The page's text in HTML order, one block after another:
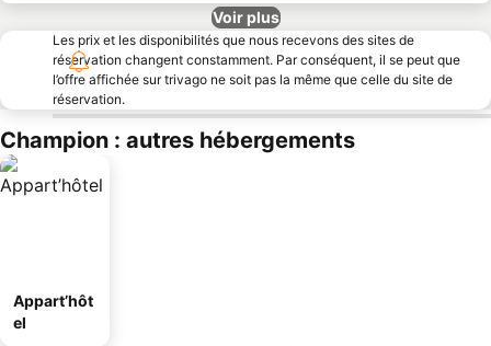
Voir plus
Les prix et les disponibilités que nous recevons des sites de
réservation changent constamment. Par conséquent, il se peut que
l’offre affichée sur trivago ne soit pas la même que celle du site de
réservation.
Champion : autres hébergements
Appart’hôt
el